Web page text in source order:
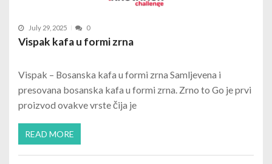
July 29, 2025 0
Vispak kafa u formi zrna
Vispak – Bosanska kafa u formi zrna Samljevena i
presovana bosanska kafa u formi zrna. Zrno to Go je prvi
proizvod ovakve vrste čija je
READ MORE